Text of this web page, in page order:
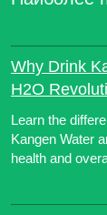
Why Drink
H2O
Learn the
Kangen Water
health and